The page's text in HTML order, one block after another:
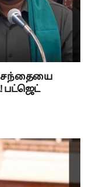
சந்தையை
பட்ஜெட்